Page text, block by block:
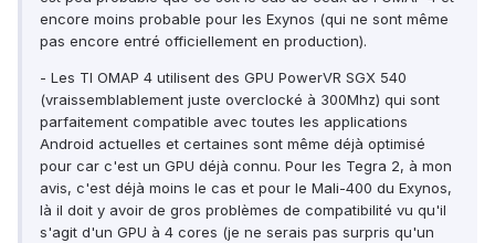
encore moins probable pour les Exynos (qui ne sont même
pas encore entré officiellement en production).
- Les TI OMAP 4 utilisent des GPU PowerVR SGX 540
(vraissemblablement juste overclocké à 300Mhz) qui sont
parfaitement compatible avec toutes les applications
Android actuelles et certaines sont même déjà optimisé
pour car c'est un GPU déjà connu. Pour les Tegra 2, à mon
avis, c'est déjà moins le cas et pour le Mali-400 du Exynos,
là il doit y avoir de gros problèmes de compatibilité vu qu'il
s'agit d'un GPU à 4 cores (je ne serais pas surpris qu'un